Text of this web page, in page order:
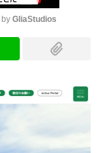
by GliaStudios